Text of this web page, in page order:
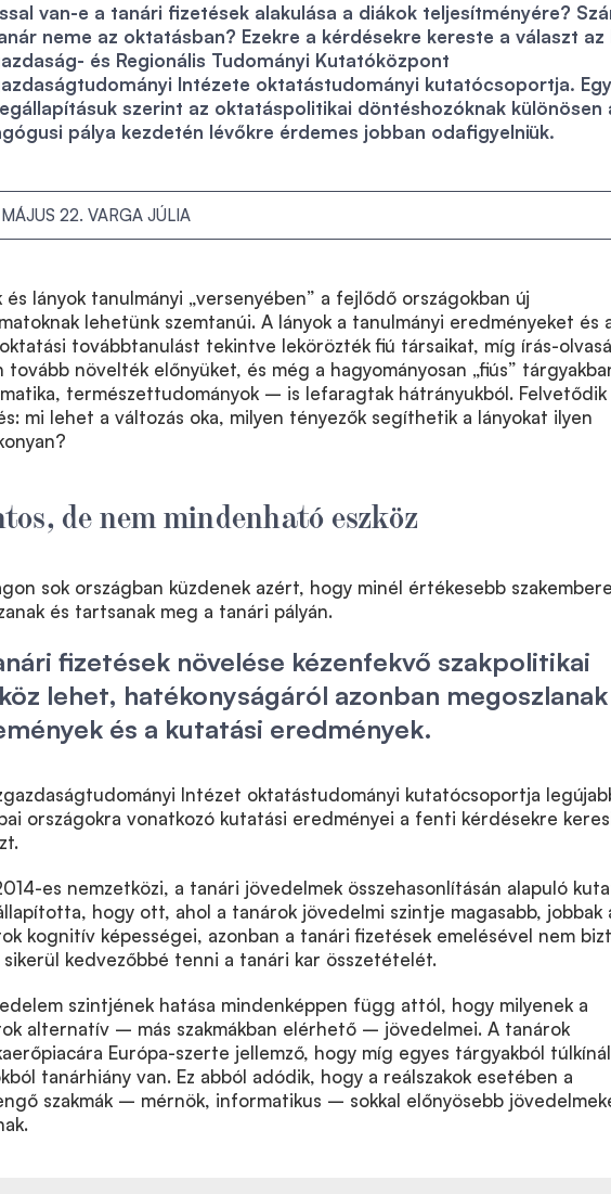
van-e a tanári fizetések alakulása a diákok teljesítményére?
neme az oktatásban? Ezekre a kérdésekre kereste a választ az
és Regionális Tudományi Kutatóközpont
Intézete oktatástudományi kutatócsoportja.
szerint az oktatáspolitikai döntéshozóknak különösen
pálya kezdetén lévőkre érdemes jobban odafigyelniük.
22. VARGA JÚLIA
és lányok tanulmányi „versenyében” a fejlődő országokban új
lehetünk szemtanúi. A lányok a tanulmányi eredményeket és
továbbtanulást tekintve lekörözték fiú társaikat, míg írás-
tovább növelték előnyüket, és még a hagyományosan „fiús”
természettudományok – is lefaragtak hátrányukból. Felvetődik
mi lehet a változás oka, milyen tényezők segíthetik a lányokat ilyen
de nem mindenható eszköz
sok országban küzdenek azért, hogy minél értékesebb
és tartsanak meg a tanári pályán.
fizetések növelése kézenfekvő szakpolitikai
lehet, hatékonyságáról azonban megoszlanak
és a kutatási eredmények.
Intézet oktatástudományi kutatócsoportja
országokra vonatkozó kutatási eredményei a fenti kérdésekre
es nemzetközi, a tanári jövedelmek összehasonlításán alapuló
hogy ott, ahol a tanárok jövedelmi szintje magasabb, jobbak
kognitív képességei, azonban a tanári fizetések emelésével nem
sikerül kedvezőbbé tenni a tanári kar összetételét.
szintjének hatása mindenképpen függ attól, hogy milyenek a
alternatív – más szakmákban elérhető – jövedelmei. A tanárok
Európa-szerte jellemző, hogy míg egyes tárgyakból
tanárhiány van. Ez abból adódik, hogy a reálszakok esetében a
szakmák – mérnök, informatikus – sokkal előnyösebb